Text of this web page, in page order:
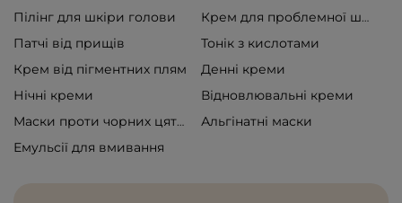
Пілінг для шкіри голови
Крем для проблемної шкіри
Патчі від прищів
Тонік з кислотами
Крем від пігментних плям
Денні креми
Нічні креми
Відновлювальні креми
Маски проти чорних цяток
Альгінатні маски
Емульсії для вмивання